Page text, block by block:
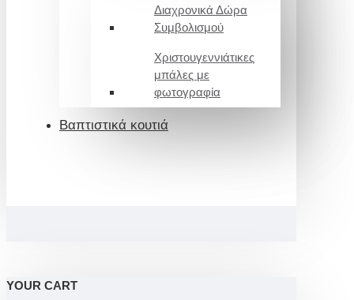
Διαχρονικά Δώρα
Συμβολισμού
Χριστουγεννιάτικες
μπάλες με
φωτογραφία
Βαπτιστικά κουτιά
YOUR CART